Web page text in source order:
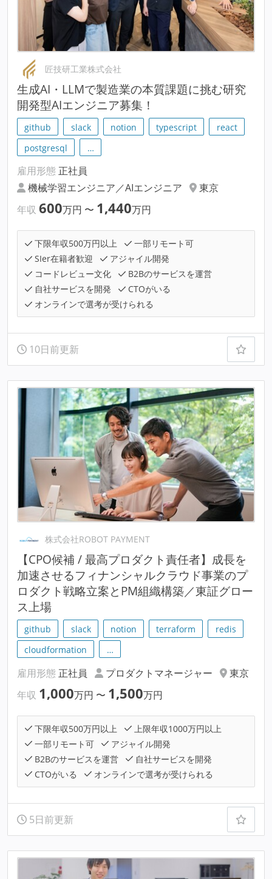
匠技研工業株式会社
生成AI・LLMで製造業の本質課題に挑む研究
開発型AIエンジニア募集！
github slack notion typescript
react
postgresql
…
雇用形態 正社員
機械学習エンジニア／AIエンジニア
東京
年収 600万円 〜 1,440万円
下限年収500万円以上
一部リモート可
SIer在籍者歓迎
アジャイル開発
コードレビュー文化
B2Bのサービスを運営
自社サービスを開発
CTOがいる
オンラインで選考が受けられる
10日前更新
株式会社ROBOT PAYMENT
【CPO候補 / 最高プロダクト責任者】成長を
加速させるフィナンシャルクラウド事業のプ
ロダクト戦略立案とPM組織構築／東証グロー
ス上場
github slack notion terraform
redis
cloudformation
…
雇用形態 正社員 プロダクトマネージャー
東京
年収 1,000万円 〜 1,500万円
下限年収500万円以上
上限年収1000万円以上
一部リモート可
アジャイル開発
B2Bのサービスを運営
自社サービスを開発
CTOがいる
オンラインで選考が受けられる
5日前更新